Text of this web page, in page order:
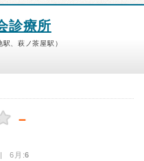
診療所
、萩ノ茶屋駅）
－
6月:6